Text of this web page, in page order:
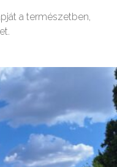
a természetben,